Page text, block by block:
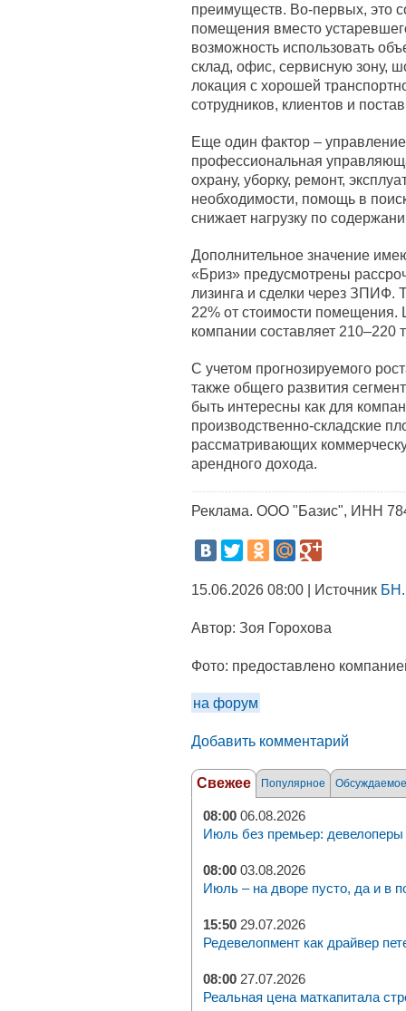
преимуществ. Во-первых, это
помещения вместо
возможность использовать
склад, офис, сервисную зону,
локация с хорошей
сотрудников, клиентов и
Еще один фактор –
профессиональная
охрану, уборку, ремонт,
необходимости, помощь в
снижает нагрузку по
Дополнительное значение
«Бриз» предусмотрены
лизинга и сделки через
22% от стоимости помещения.
компании составляет 210–220
С учетом прогнозируемого
также общего развития
быть интересны как для
производственно-складские
рассматривающих
арендного дохода.
Реклама. ООО "Базис", ИНН
15.06.2026 08:00 | Источник
Автор: Зоя Горохова
Фото: предоставлено
на форум
Добавить комментарий
Свежее Популярное Обсуждаемое
08:00 06.08.2026
Июль без премьер: девелоперы
08:00 03.08.2026
Июль – на дворе пусто, да и в
15:50 29.07.2026
Редевелопмент как драйвер
08:00 27.07.2026
Реальная цена маткапитала